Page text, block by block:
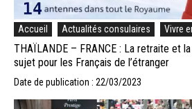
Accueil Actualités consulaires Vivre
THAÏLANDE – FRANCE : La retraite et
sujet pour les Français de l’étranger
Date de publication : 22/03/2023